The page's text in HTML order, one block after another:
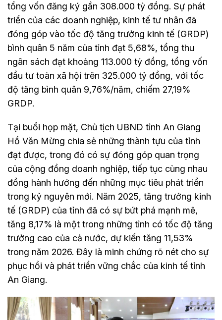
tổng vốn đăng ký gần 308.000 tỷ đồng. Sự phát
triển của các doanh nghiệp, kinh tế tư nhân đã
đóng góp vào tốc độ tăng trưởng kinh tế (GRDP)
bình quân 5 năm của tỉnh đạt 5,68%, tổng thu
ngân sách đạt khoảng 113.000 tỷ đồng, tổng vốn
đầu tư toàn xã hội trên 325.000 tỷ đồng, với tốc
độ tăng bình quân 9,76%/năm, chiếm 27,19%
GRDP.
Tại buổi họp mặt, Chủ tịch UBND tỉnh An Giang
Hồ Văn Mừng chia sẻ những thành tựu của tỉnh
đạt được, trong đó có sự đóng góp quan trọng
của cộng đồng doanh nghiệp, tiếp tục cùng nhau
đồng hành hướng đến những mục tiêu phát triển
trong kỷ nguyên mới. Năm 2025, tăng trưởng kinh
tế (GRDP) của tỉnh đã có sự bứt phá mạnh mẽ,
tăng 8,17% là một trong những tỉnh có tốc độ tăng
trưởng cao của cả nước, dự kiến tăng 11,53%
trong năm 2026. Đây là minh chứng rõ nét cho sự
phục hồi và phát triển vững chắc của kinh tế tỉnh
An Giang.